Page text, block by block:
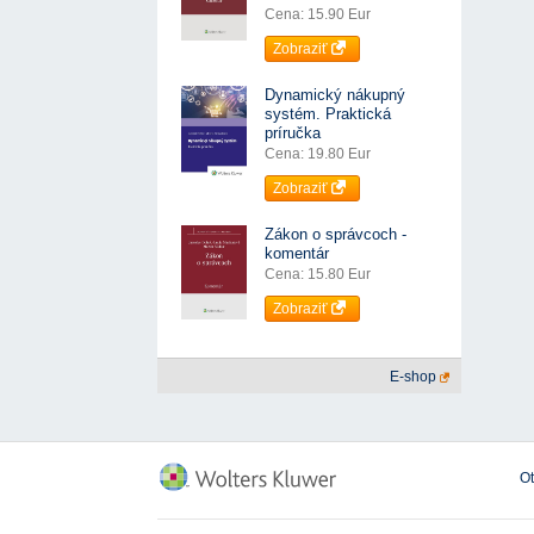
Cena: 15.90 Eur
Zobraziť
Dynamický nákupný
systém. Praktická
príručka
Cena: 19.80 Eur
Zobraziť
Zákon o správcoch -
komentár
Cena: 15.80 Eur
Zobraziť
E-shop